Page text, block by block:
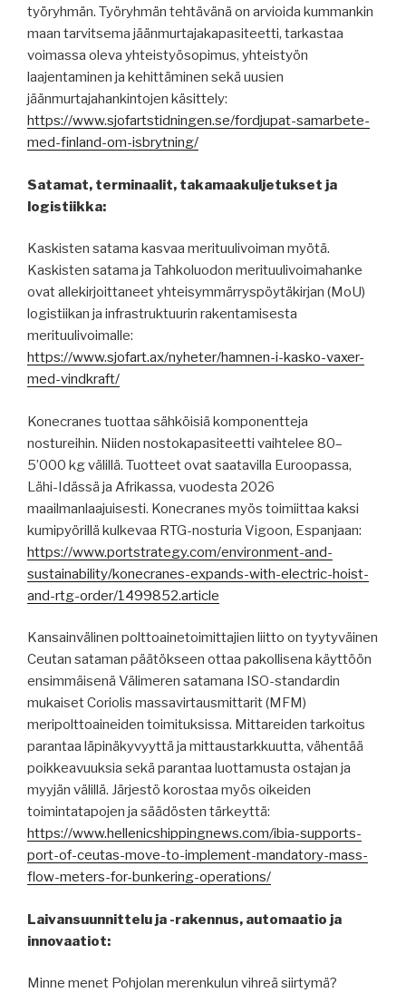
työryhmän. Työryhmän tehtävänä on arvioida kummankin
maan tarvitsema jäänmurtajakapasiteetti, tarkastaa
voimassa oleva yhteistyösopimus, yhteistyön
laajentaminen ja kehittäminen sekä uusien
jäänmurtajahankintojen käsittely:
https://www.sjofartstidningen.se/fordjupat-samarbete-
med-finland-om-isbrytning/
Satamat, terminaalit, takamaakuljetukset ja
logistiikka:
Kaskisten satama kasvaa merituulivoiman myötä.
Kaskisten satama ja Tahkoluodon merituulivoimahanke
ovat allekirjoittaneet yhteisymmärryspöytäkirjan (MoU)
logistiikan ja infrastruktuurin rakentamisesta
merituulivoimalle:
https://www.sjofart.ax/nyheter/hamnen-i-kasko-vaxer-
med-vindkraft/
Konecranes tuottaa sähköisiä komponentteja
nostureihin. Niiden nostokapasiteetti vaihtelee 80–
5’000 kg välillä. Tuotteet ovat saatavilla Euroopassa,
Lähi-Idässä ja Afrikassa, vuodesta 2026
maailmanlaajuisesti. Konecranes myös toimiittaa kaksi
kumipyörillä kulkevaa RTG-nosturia Vigoon, Espanjaan:
https://www.portstrategy.com/environment-and-
sustainability/konecranes-expands-with-electric-hoist-
and-rtg-order/1499852.article
Kansainvälinen polttoainetoimittajien liitto on tyytyväinen
Ceutan sataman päätökseen ottaa pakollisena käyttöön
ensimmäisenä Välimeren satamana ISO-standardin
mukaiset Coriolis massavirtausmittarit (MFM)
meripolttoaineiden toimituksissa. Mittareiden tarkoitus
parantaa läpinäkyvyyttä ja mittaustarkkuutta, vähentää
poikkeavuuksia sekä parantaa luottamusta ostajan ja
myyjän välillä. Järjestö korostaa myös oikeiden
toimintatapojen ja säädösten tärkeyttä:
https://www.hellenicshippingnews.com/ibia-supports-
port-of-ceutas-move-to-implement-mandatory-mass-
flow-meters-for-bunkering-operations/
Laivansuunnittelu ja -rakennus, automaatio ja
innovaatiot:
Minne menet Pohjolan merenkulun vihreä siirtymä?